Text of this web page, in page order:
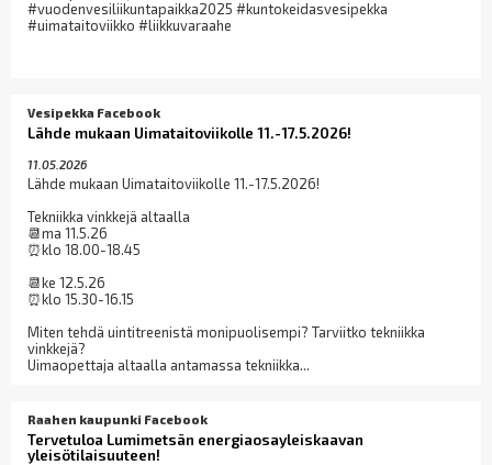
#vuodenvesiliikuntapaikka2025 #kuntokeidasvesipekka
#uimataitoviikko #liikkuvaraahe
Vesipekka Facebook
Lähde mukaan Uimataitoviikolle 11.-17.5.2026!
11.05.2026
Lähde mukaan Uimataitoviikolle 11.-17.5.2026!
Tekniikka vinkkejä altaalla
📆ma 11.5.26
⏰klo 18.00-18.45
📆ke 12.5.26
⏰klo 15.30-16.15
Miten tehdä uintitreenistä monipuolisempi? Tarviitko tekniikka
vinkkejä?
Uimaopettaja altaalla antamassa tekniikka...
Raahen kaupunki Facebook
Tervetuloa Lumimetsän energiaosayleiskaavan
yleisötilaisuuteen!